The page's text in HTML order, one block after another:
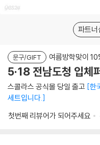
파트너
문구/GIFT 여름방학맞이
5·18 전남도청 입체
스콜라스 공식몰 당일 출고 한
세트입니다.
첫번째 리뷰어가 되어주세요